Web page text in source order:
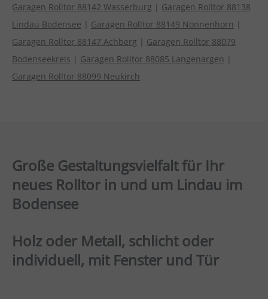
Garagen Rolltor 88142 Wasserburg | Garagen Rolltor 88138
Lindau Bodensee | Garagen Rolltor 88149 Nonnenhorn |
Garagen Rolltor 88147 Achberg | Garagen Rolltor 88079
Bodenseekreis | Garagen Rolltor 88085 Langenargen |
Garagen Rolltor 88099 Neukirch
Große Gestaltungsvielfalt für Ihr
neues Rolltor in und um Lindau im
Bodensee
Holz oder Metall, schlicht oder
individuell, mit Fenster und Tür